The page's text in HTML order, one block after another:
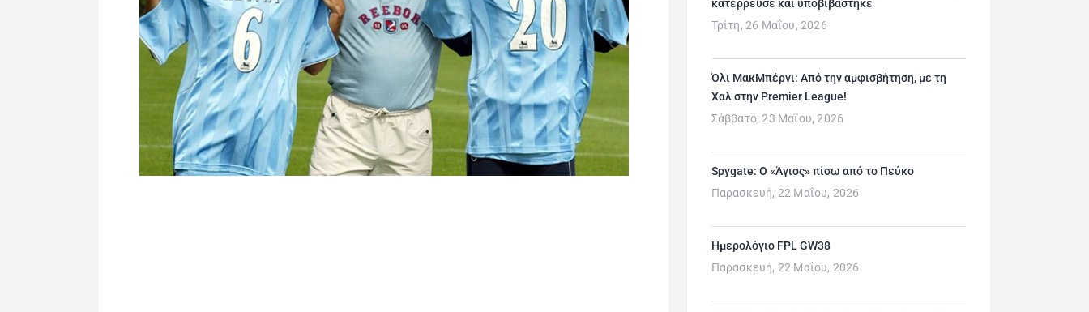
κατέρρευσε και υποβιβάστηκε
Τρίτη, 26 Μαΐου, 2026
Όλι ΜακΜπέρνι: Aπό την αμφισβήτηση, με τη
Χαλ στην Premier League!
Σάββατο, 23 Μαΐου, 2026
Spygate: Ο «Άγιος» πίσω από το Πεύκο
Παρασκευή, 22 Μαΐου, 2026
Ημερολόγιο FPL GW38
Παρασκευή, 22 Μαΐου, 2026